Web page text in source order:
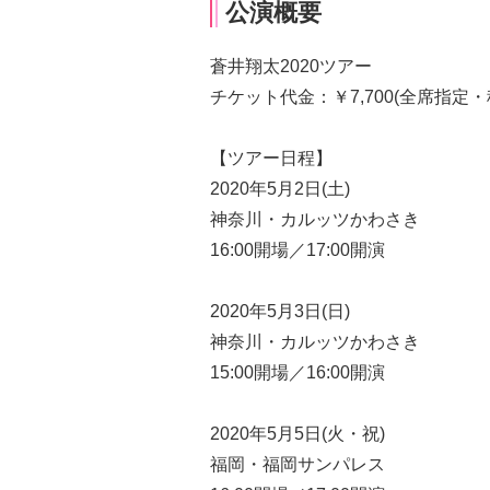
公演概要
蒼井翔太2020ツアー
チケット代金：￥7,700(全席指定
【ツアー日程】
2020年5月2日(土)
神奈川・カルッツかわさき
16:00開場／17:00開演
2020年5月3日(日)
神奈川・カルッツかわさき
15:00開場／16:00開演
2020年5月5日(火・祝)
福岡・福岡サンパレス